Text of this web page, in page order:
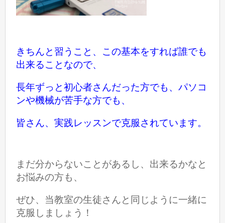
きちんと習うこと、この基本をすれば誰でも
出来ることなので、
長年ずっと初心者さんだった方でも、パソコ
ンや機械が苦手な方でも、
皆さん、実践レッスンで克服されています。
まだ分からないことがあるし、出来るかなと
お悩みの方も、
ぜひ、当教室の生徒さんと同じように一緒に
克服しましょう！